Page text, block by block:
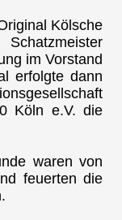
Kölsche
im Vorstand
erfolgte dann
Köln e.V. die
waren von
feuerten die